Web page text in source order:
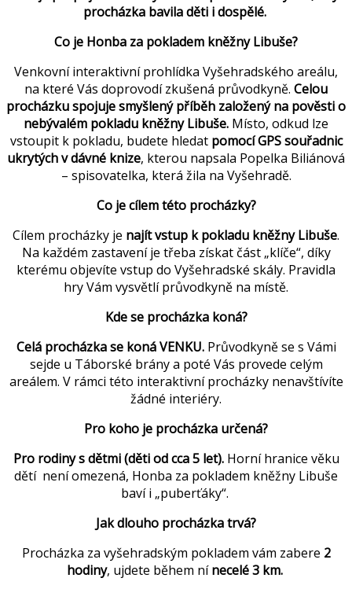
procházka bavila děti i dospělé.
Co je Honba za pokladem kněžny Libuše?
Venkovní interaktivní prohlídka Vyšehradského areálu,
na které Vás doprovodí zkušená průvodkyně. Celou
procházku spojuje smyšlený příběh založený na pověsti o
nebývalém pokladu kněžny Libuše. Místo, odkud lze
vstoupit k pokladu, budete hledat pomocí GPS souřadnic
ukrytých v dávné knize, kterou napsala Popelka Biliánová
– spisovatelka, která žila na Vyšehradě.
Co je cílem této procházky?
Cílem procházky je najít vstup k pokladu kněžny Libuše.
Na každém zastavení je třeba získat část „klíče“, díky
kterému objevíte vstup do Vyšehradské skály. Pravidla
hry Vám vysvětlí průvodkyně na místě.
Kde se procházka koná?
Celá procházka se koná VENKU.Průvodkyně se s Vámi
sejde u Táborské brány a poté Vás provede celým
areálem. V rámci této interaktivní procházky nenavštívíte
žádné interiéry.
Pro koho je procházka určená?
Pro rodiny s dětmi (děti od cca 5 let). Horní hranice věku
dětí není omezená, Honba za pokladem kněžny Libuše
baví i „puberťáky“.
Jak dlouho procházka trvá?
Procházka za vyšehradským pokladem vám zabere 2
hodiny, ujdete během nínecelé 3 km.